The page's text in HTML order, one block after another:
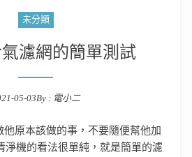
未分類
濾網的簡單測試
05-03By : 電小二
原本該做的事，不要隨便幫他加
淨機的看法很單純，就是簡單的濾